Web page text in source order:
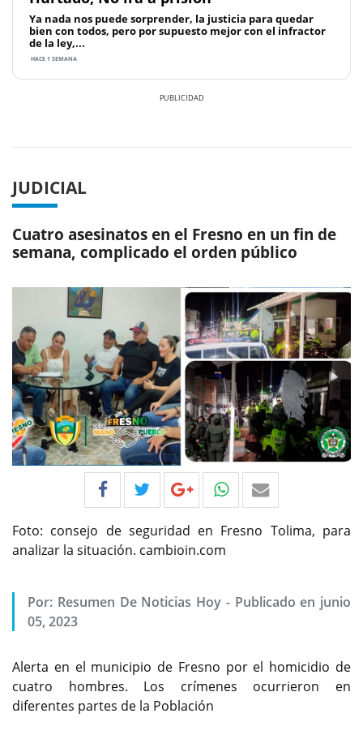
Ya nada nos puede sorprender, la justicia para quedar
bien con todos, pero por supuesto mejor con el infractor
de la ley,...
HACE 1 SEMANA
JUDICIAL
Cuatro asesinatos en el Fresno en un fin de
semana, complicado el orden público
Foto: consejo de seguridad en Fresno Tolima, para
analizar la situación. cambioin.com
Por: Resumen De Noticias Hoy - Publicado en junio
05, 2023
Alerta en el municipio de Fresno por el homicidio de
cuatro hombres. Los crímenes ocurrieron en
diferentes partes de la Población